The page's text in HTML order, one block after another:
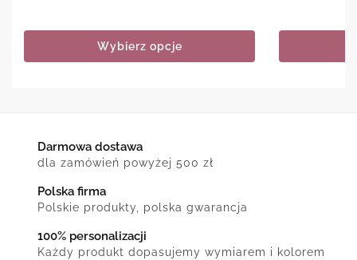
Wybierz opcje
Darmowa dostawa
dla zamówień powyżej 500 zł
Polska firma
Polskie produkty, polska gwarancja
100% personalizacji
Każdy produkt dopasujemy wymiarem i kolorem